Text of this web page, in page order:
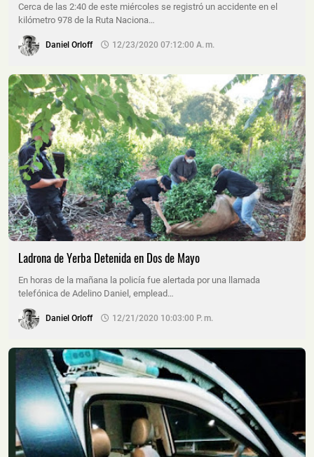
Cerca de las 2:40 de este miércoles se registró un accidente en el
kilómetro 978 de la Ruta Naciona…
Daniel Orloff 12/23/2020 07:12:00 A. M.
Ladrona de Yerba Detenida en Dos de Mayo
En horas de la mañana la policía fue alertada por una llamada
telefónica de Adelino Daniel, emplead…
Daniel Orloff 12/21/2020 10:03:00 P. M.